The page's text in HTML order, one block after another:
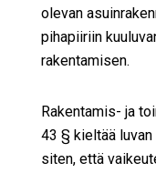
olevan
pihapiiriin
rakentamisen.
Rakentamis- ja
43 § kieltää
siten, että